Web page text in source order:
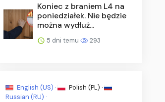
Koniec z braniem L4 na
poniedziałek. Nie będzie
można wydłuż...
5 dni temu 293
English (US) ·
Polish (PL) ·
Russian (RU) ·